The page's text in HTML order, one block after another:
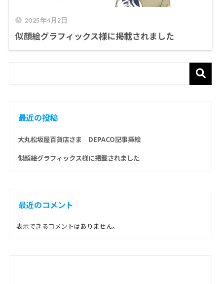
2025年4月2日
似顔絵グラフィックス様に掲載されました
最近の投稿
大丸松坂屋百貨店さま DEPACO記事挿絵
似顔絵グラフィックス様に掲載されました
最近のコメント
表示できるコメントはありません。